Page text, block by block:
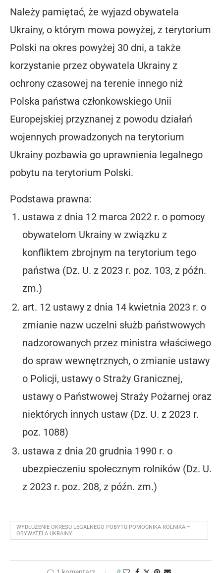
Należy pamiętać, że wyjazd obywatela
Ukrainy, o którym mowa powyżej, z terytorium
Polski na okres powyżej 30 dni, a także
korzystanie przez obywatela Ukrainy z
ochrony czasowej na terenie innego niż
Polska państwa członkowskiego Unii
Europejskiej przyznanej z powodu działań
wojennych prowadzonych na terytorium
Ukrainy pozbawia go uprawnienia legalnego
pobytu na terytorium Polski.
Podstawa prawna:
ustawa z dnia 12 marca 2022 r. o pomocy
obywatelom Ukrainy w związku z
konfliktem zbrojnym na terytorium tego
państwa (Dz. U. z 2023 r. poz. 103, z późn.
zm.)
art. 12 ustawy z dnia 14 kwietnia 2023 r. o
zmianie nazw uczelni służb państwowych
nadzorowanych przez ministra właściwego
do spraw wewnętrznych, o zmianie ustawy
o Policji, ustawy o Straży Granicznej,
ustawy o Państwowej Straży Pożarnej oraz
niektórych innych ustaw (Dz. U. z 2023 r.
poz. 1088)
ustawa z dnia 20 grudnia 1990 r. o
ubezpieczeniu społecznym rolników (Dz. U.
z 2023 r. poz. 208, z późn. zm.)
WYDŁUŻENIE OKRESU LEGALNEGO POBYTU POMOCNIKA ROLNIKA –
OBYWATELA UKRAINY